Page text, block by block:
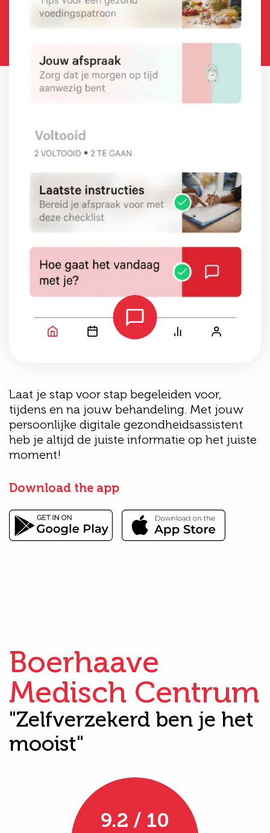
Laat je stap voor stap begeleiden voor,
tijdens en na jouw behandeling. Met jouw
persoonlijke digitale gezondheidsassistent
heb je altijd de juiste informatie op het juiste
moment!
Download the app
Boerhaave
Medisch Centrum
"Zelfverzekerd ben je het
mooist"
9.2 / 10